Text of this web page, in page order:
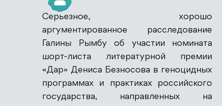
Значок &quot;Реальный человек&quot;
Антиспам от CleanTalk
Серьезное, хорошо
аргументированное расследование
Галины Рымбу об участии номината
шорт-листа литературной премии
«Дар» Дениса Безносова в геноцидных
программах и практиках российского
государства, направленных на